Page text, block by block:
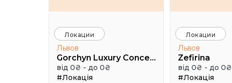
Локации
Львов
Gorchyn Luxury Concept House
від 0₴ - до 0₴
#Локація
Локации
Львов
Zefirina
від 0₴ - до 0₴
#Локація